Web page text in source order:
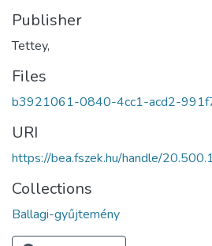
Publisher
Tettey,
Files
b3921061-0840-4cc1-acd2-
URI
https://bea.fszek.hu/handle/
Collections
Ballagi-gyűjtemény